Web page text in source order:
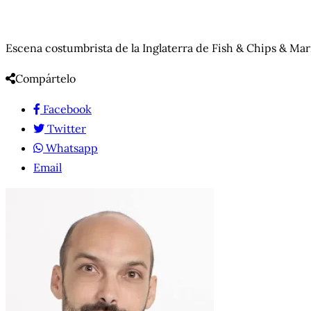
Escena costumbrista de la Inglaterra de Fish & Chips &
Compártelo
Facebook
Twitter
Whatsapp
Email